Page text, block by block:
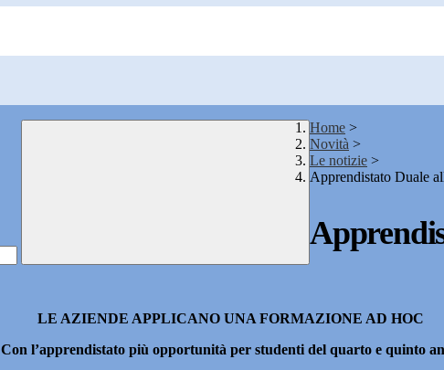
Home >
Novità >
Le notizie >
Apprendistato Duale
LE AZIENDE APPLICANO UNA FORMAZIONE AD HOC
Con l’apprendistato più opportunità per studenti del quarto e quinto